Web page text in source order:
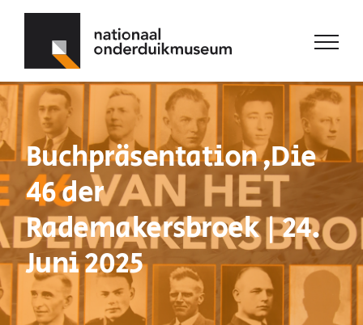
Zum
springen
Buchpräsentation ‚Die
46 der
Rademakersbroek | 24.
Juni 2025